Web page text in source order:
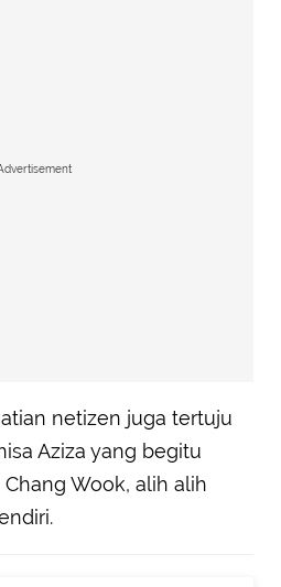
netizen juga tertuju
Aziza yang begitu
Wook, alih alih